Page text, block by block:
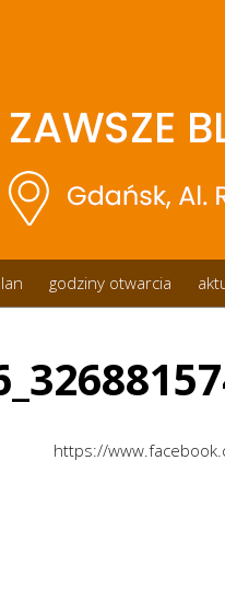
godziny otwarcia
https://